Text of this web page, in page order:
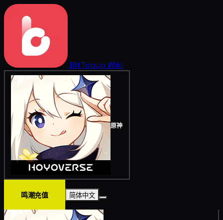
BitTopup Wiki
原神
鸣潮充值 简体中文